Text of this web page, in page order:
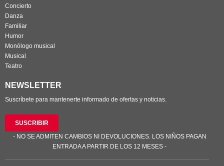
Concierto
Danza
Familiar
Humor
Monólogo musical
Musical
Teatro
NEWSLETTER
Suscríbete para mantenerte informado de ofertas y noticias.
SUSCRIBIR
- NO SE ADMITEN CAMBIOS NI DEVOLUCIONES. LOS NIÑOS PAGAN
ENTRADA A PARTIR DE LOS 12 MESES -